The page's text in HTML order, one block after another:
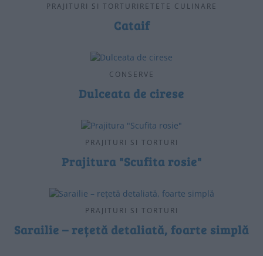
PRAJITURI SI TORTURIRETETE CULINARE
Cataif
CONSERVE
Dulceata de cirese
PRAJITURI SI TORTURI
Prajitura "Scufita rosie"
PRAJITURI SI TORTURI
Sarailie – rețetă detaliată, foarte simplă